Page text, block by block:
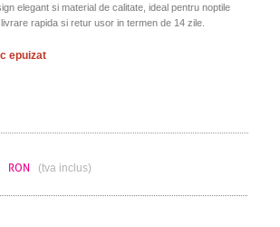
elegant si material de calitate, ideal pentru noptile
rapida si retur usor in termen de 14 zile.
epuizat
RON (tva inclus)